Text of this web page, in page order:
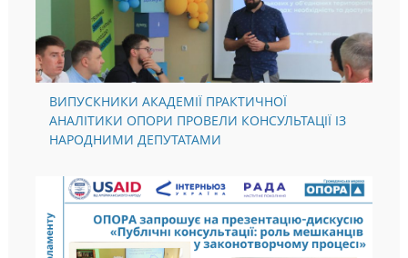
ВИПУСКНИКИ АКАДЕМІЇ ПРАКТИЧНОЇ
АНАЛІТИКИ ОПОРИ ПРОВЕЛИ КОНСУЛЬТАЦІЇ ІЗ
НАРОДНИМИ ДЕПУТАТАМИ